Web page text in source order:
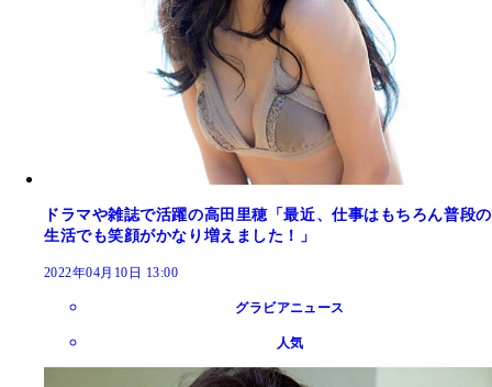
ドラマや雑誌で活躍の高田里穂「最近、仕事はもちろん普段の
生活でも笑顔がかなり増えました！」
2022年04月10日 13:00
グラビアニュース
人気